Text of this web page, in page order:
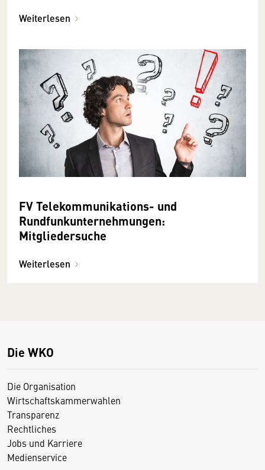
Weiterlesen
FV Telekommunikations- und
Rundfunkunternehmungen:
Mitgliedersuche
Weiterlesen
Die WKO
Die Organisation
Wirtschaftskammerwahlen
Transparenz
Rechtliches
Jobs und Karriere
Medienservice